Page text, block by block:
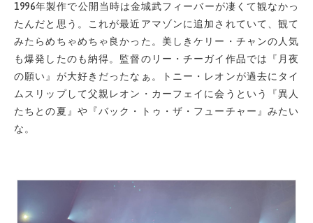
1996年製作で公開当時は金城武フィーバーが凄くて観なかっ
たんだと思う。これが最近アマゾンに追加されていて、観て
みたらめちゃめちゃ良かった。美しきケリー・チャンの人気
も爆発したのも納得。監督のリー・チーガイ作品では『月夜
の願い』が大好きだったなぁ。トニー・レオンが過去にタイ
ムスリップして父親レオン・カーフェイに会うという『異人
たちとの夏』や『バック・トゥ・ザ・フューチャー』みたい
な。